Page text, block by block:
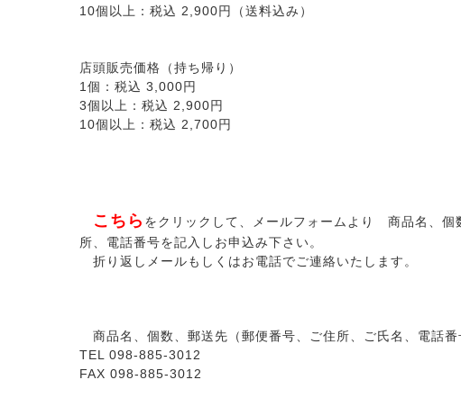
10個以上：税込 2,900円（送料込み）
店頭販売価格（持ち帰り）
1個：税込 3,000円
3個以上：税込 2,900円
10個以上：税込 2,700円
こちら をクリックして、メールフォームより 商品名、個
所、電話番号を記入しお申込み下さい。
折り返しメールもしくはお電話でご連絡いたします。
商品名、個数、郵送先（郵便番号、ご住所、ご氏名、電話
TEL 098-885-3012
FAX 098-885-3012